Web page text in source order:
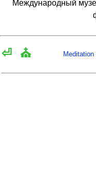
Международный
⏎ ⛪ Meditation